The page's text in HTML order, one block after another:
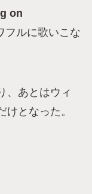
on
フルに歌いこな
、あとはウィ
となった。